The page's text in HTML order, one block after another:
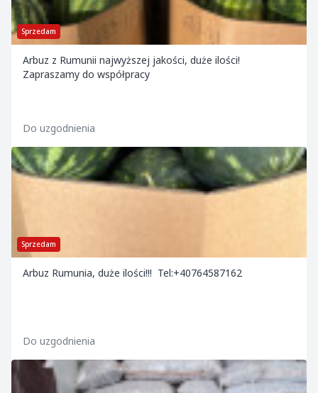
Sprzedam
Arbuz z Rumunii najwyższej jakości, duże ilości!
Zapraszamy do współpracy
Do uzgodnienia
Sprzedam
Arbuz Rumunia, duże ilości!!! Tel:+40764587162
Do uzgodnienia